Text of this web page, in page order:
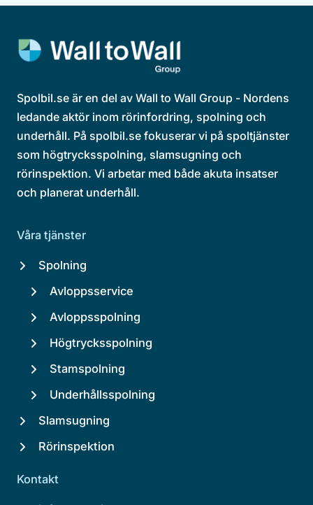
Spolbil.se är en del av Wall to Wall Group - Nordens
ledande aktör inom rörinfordring, spolning och
underhåll. På spolbil.se fokuserar vi på spoltjänster
som högtrycksspolning, slamsugning och
rörinspektion. Vi arbetar med både akuta insatser
och planerat underhåll.
Våra tjänster
Spolning
Avloppsservice
Avloppsspolning
Högtrycksspolning
Stamspolning
Underhållsspolning
Slamsugning
Rörinspektion
Kontakt